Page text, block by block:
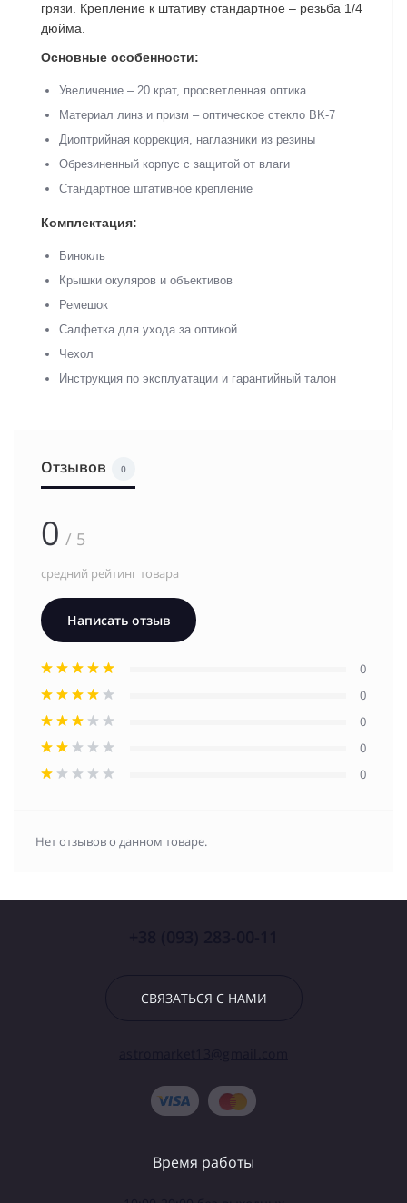
грязи. Крепление к штативу стандартное – резьба 1/4
дюйма.
Основные особенности:
Увеличение – 20 крат, просветленная оптика
Материал линз и призм – оптическое стекло BK-7
Диоптрийная коррекция, наглазники из резины
Обрезиненный корпус с защитой от влаги
Стандартное штативное крепление
Комплектация:
Бинокль
Крышки окуляров и объективов
Ремешок
Салфетка для ухода за оптикой
Чехол
Инструкция по эксплуатации и гарантийный талон
Отзывов 0
0 / 5
средний рейтинг товара
Написать отзыв
0
0
0
0
0
Нет отзывов о данном товаре.
СВЯЗАТЬСЯ С НАМИ
Время работы